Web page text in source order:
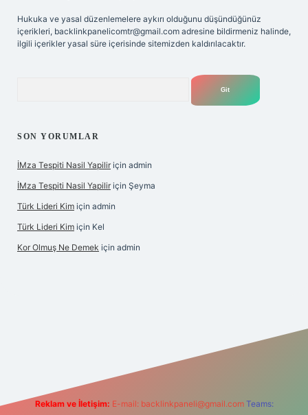
Hukuka ve yasal düzenlemelere aykırı olduğunu düşündüğünüz
içerikleri, backlinkpanelicomtr@gmail.com adresine bildirmeniz halinde,
ilgili içerikler yasal süre içerisinde sitemizden kaldırılacaktır.
SON YORUMLAR
İMza Tespiti Nasil Yapilir için admin
İMza Tespiti Nasil Yapilir için Şeyma
Türk Lideri Kim için admin
Türk Lideri Kim için Kel
Kor Olmuş Ne Demek için admin
Reklam ve İletişim: E-mail: backlinkpaneli@gmail.com Teams: